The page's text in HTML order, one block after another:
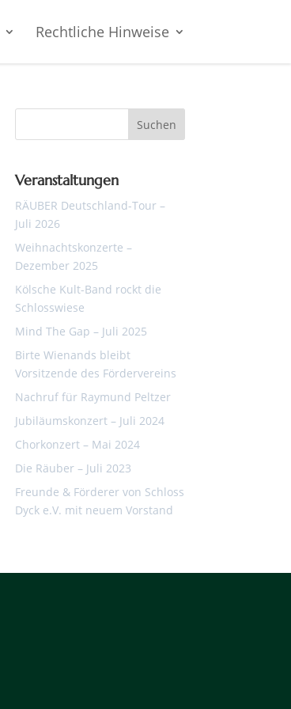
Rechtliche Hinweise
Veranstaltungen
RÄUBER Deutschland-Tour –
Juli 2026
Weihnachtskonzerte –
Dezember 2025
Kölsche Kult-Band rockt die
Schlosswiese
Mind The Gap – Juli 2025
Birte Wienands bleibt
Vorsitzende des Fördervereins
Nachruf für Raymund Peltzer
Jubiläumskonzert – Juli 2024
Chorkonzert – Mai 2024
Die Räuber – Juli 2023
Freunde & Förderer von Schloss
Dyck e.V. mit neuem Vorstand